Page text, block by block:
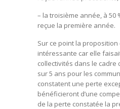
– la troisième année, à 50
reçue la première année.
Sur ce point la proposition
intéressante car elle
collectivités dans le cadre
sur 5 ans pour les
constatent une perte
bénéficieront d’une
de la perte constatée la